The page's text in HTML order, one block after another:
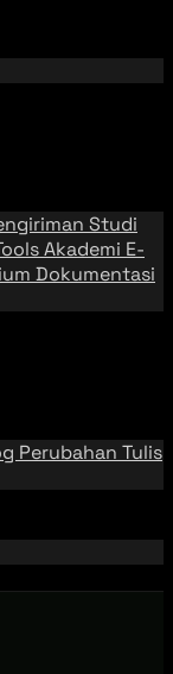
Studi
Akademi E-
Dokumentasi
Perubahan Tulis